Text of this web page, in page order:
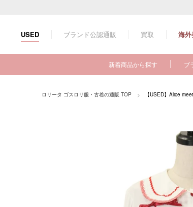
USED ブランド公認通販 買取 海
新着商品から探す ブ
ロリータ ゴスロリ服・古着の通販 TOP 【USED】Alice